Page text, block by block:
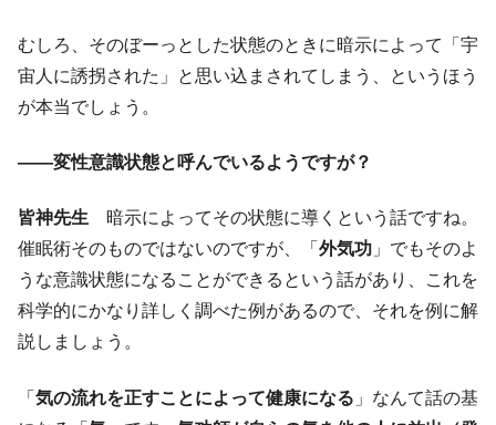
むしろ、そのぼーっとした状態のときに暗示によって「宇
宙人に誘拐された」と思い込まされてしまう、というほう
が本当でしょう。
――変性意識状態と呼んでいるようですが？
皆神先生 暗示によってその状態に導くという話ですね。
催眠術そのものではないのですが、「 外気功 」でもそのよ
うな意識状態になることができるという話があり、これを
科学的にかなり詳しく調べた例があるので、それを例に解
説しましょう。
「 気の流れを正すことによって健康になる 」なんて話の基